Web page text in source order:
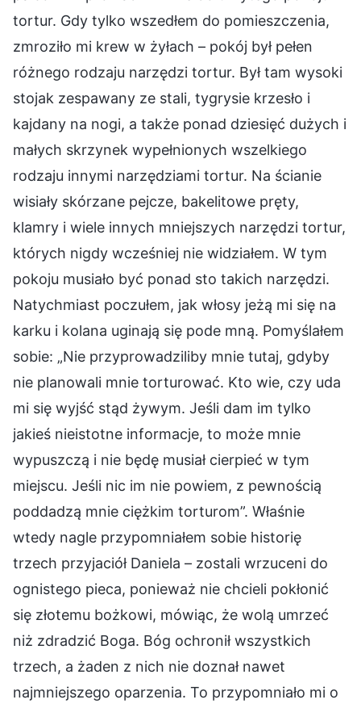
tortur. Gdy tylko wszedłem do pomieszczenia,
zmroziło mi krew w żyłach – pokój był pełen
różnego rodzaju narzędzi tortur. Był tam wysoki
stojak zespawany ze stali, tygrysie krzesło i
kajdany na nogi, a także ponad dziesięć dużych i
małych skrzynek wypełnionych wszelkiego
rodzaju innymi narzędziami tortur. Na ścianie
wisiały skórzane pejcze, bakelitowe pręty,
klamry i wiele innych mniejszych narzędzi tortur,
których nigdy wcześniej nie widziałem. W tym
pokoju musiało być ponad sto takich narzędzi.
Natychmiast poczułem, jak włosy jeżą mi się na
karku i kolana uginają się pode mną. Pomyślałem
sobie: „Nie przyprowadziliby mnie tutaj, gdyby
nie planowali mnie torturować. Kto wie, czy uda
mi się wyjść stąd żywym. Jeśli dam im tylko
jakieś nieistotne informacje, to może mnie
wypuszczą i nie będę musiał cierpieć w tym
miejscu. Jeśli nic im nie powiem, z pewnością
poddadzą mnie ciężkim torturom”. Właśnie
wtedy nagle przypomniałem sobie historię
trzech przyjaciół Daniela – zostali wrzuceni do
ognistego pieca, ponieważ nie chcieli pokłonić
się złotemu bożkowi, mówiąc, że wolą umrzeć
niż zdradzić Boga. Bóg ochronił wszystkich
trzech, a żaden z nich nie doznał nawet
najmniejszego oparzenia. To przypomniało mi o